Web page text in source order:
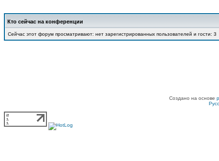
Кто сейчас на конференции
Сейчас этот форум просматривают: нет зарегистрированных пользователей и гости: 3
Создано на основе